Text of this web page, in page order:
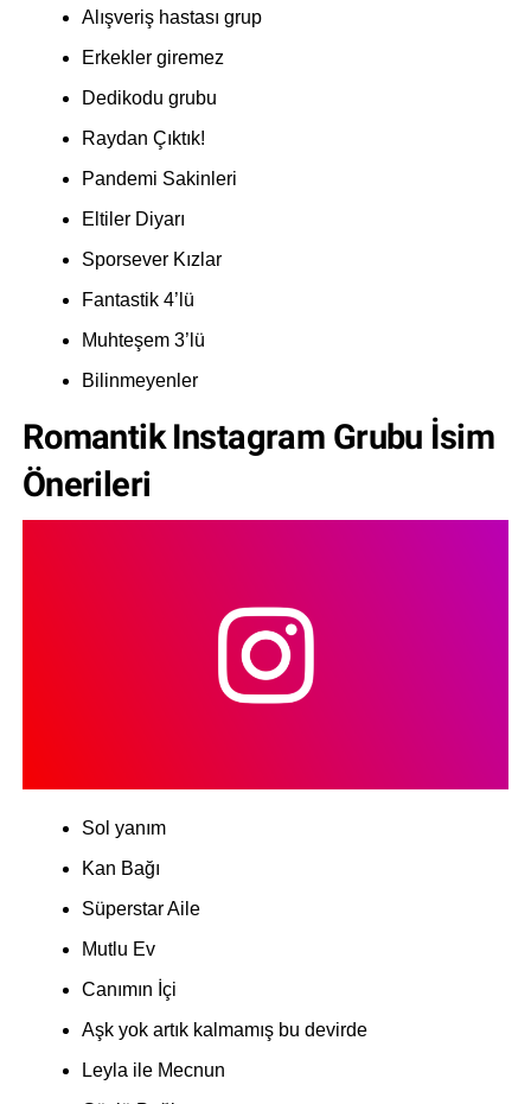
Alışveriş hastası grup
Erkekler giremez
Dedikodu grubu
Raydan Çıktık!
Pandemi Sakinleri
Eltiler Diyarı
Sporsever Kızlar
Fantastik 4’lü
Muhteşem 3’lü
Bilinmeyenler
Romantik Instagram Grubu İsim
Önerileri
Sol yanım
Kan Bağı
Süperstar Aile
Mutlu Ev
Canımın İçi
Aşk yok artık kalmamış bu devirde
Leyla ile Mecnun